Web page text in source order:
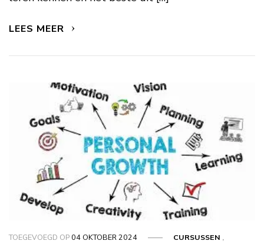
LEES MEER
TOEGEVOEGD OP04 OKTOBER 2024 CURSUSSEN ,